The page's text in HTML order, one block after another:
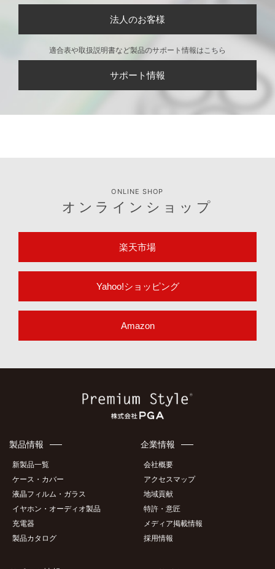
法人のお客様
適合表や取扱説明書など製品のサポート情報はこちら
サポート情報
ONLINE SHOP
オンラインショップ
楽天市場
Yahoo!ショッピング
Amazon
製品情報
新製品一覧
ケース・カバー
液晶フィルム・ガラス
イヤホン・オーディオ製品
充電器
製品カタログ
企業情報
会社概要
アクセスマップ
地域貢献
特許・意匠
メディア掲載情報
採用情報